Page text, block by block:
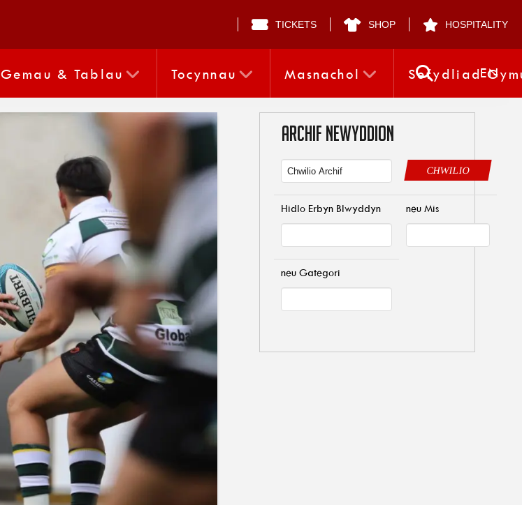
TICKETS SHOP HOSPITALITY
Gemau & Tablau Tocynnau Masnachol SefydliadEN
ARCHIF NEWYDDION
CHWILIO
Hidlo Erbyn Blwyddyn neu Mis
neu Gategori